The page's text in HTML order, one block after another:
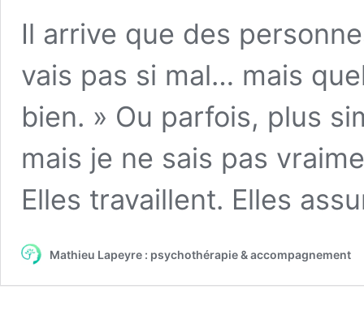
Il arrive que des
vais pas si mal… mais
bien. » Ou parfois, plus
mais je ne sais pas
Elles travaillent. Elles
Mathieu Lapeyre : psychothérapie & accompagnement